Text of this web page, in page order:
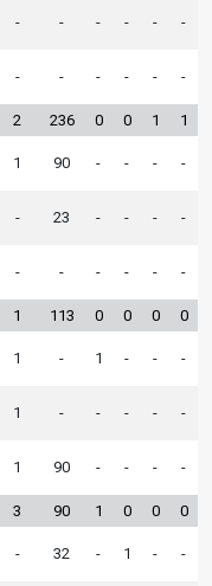
- - - - - -
- - - - - -
2 236 0 0 1 1
1 90 - - - -
- 23 - - - -
- - - - - -
1 113 0 0 0 0
1 - 1 - - -
1 - - - - -
1 90 - - - -
3 90 1 0 0 0
- 32 - 1 - -